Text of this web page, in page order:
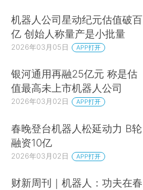
机器人公司星动纪元估值破百
亿 创始人称量产是小批量
2026年03月05日 APP打开
银河通用再融25亿元 称是估
值最高未上市机器人公司
2026年03月02日 APP打开
春晚登台机器人松延动力 B轮
融资10亿
2026年03月02日 APP打开
财新周刊｜机器人：功夫在春